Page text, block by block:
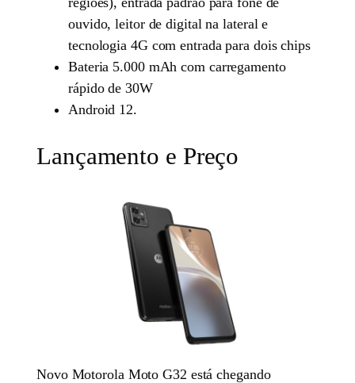
ouvido, leitor de digital na lateral e
tecnologia 4G com entrada para dois chips
Bateria 5.000 mAh com carregamento
rápido de 30W
Android 12.
Lançamento e Preço
Novo Motorola Moto G32 está chegando